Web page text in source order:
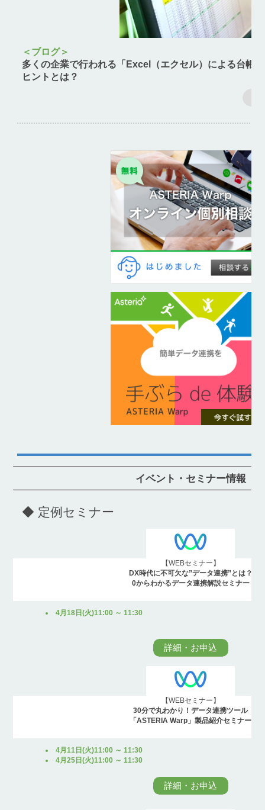
＜ブログ＞
多くの企業で行われる「Excel（エクセル）による台帳
ヒントとは？
イベント・セミナー情報
◆ 定例セミナー
【WEBセミナー】
DX時代に不可欠な”データ連携”とは？
0からわかるデータ連携解説セミナー
4月18日(火)11:00 ～ 11:30
詳細・お申込
【WEBセミナー】
30分で丸わかり！データ連携ツール
「ASTERIA Warp」製品紹介セミナー
4月11日(火)11:00 ～ 11:30
4月25日(火)11:00 ～ 11:30
詳細・お申込